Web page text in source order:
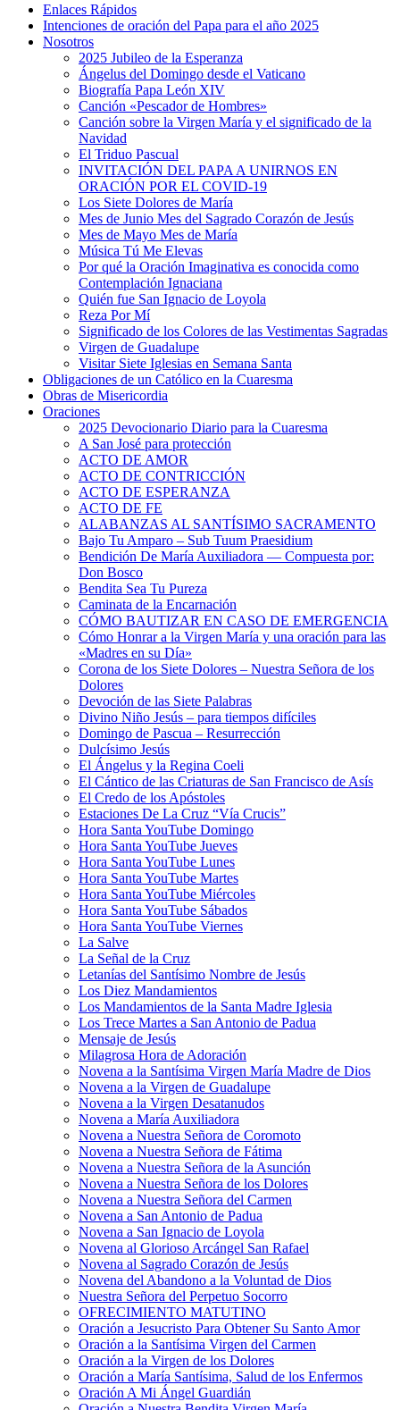
Enlaces Rápidos
Intenciones de oración del Papa para el año 2025
Nosotros
2025 Jubileo de la Esperanza
Ángelus del Domingo desde el Vaticano
Biografía Papa León XIV
Canción «Pescador de Hombres»
Canción sobre la Virgen María y el significado de la
Navidad
El Triduo Pascual
INVITACIÓN DEL PAPA A UNIRNOS EN
ORACIÓN POR EL COVID-19
Los Siete Dolores de María
Mes de Junio Mes del Sagrado Corazón de Jesús
Mes de Mayo Mes de María
Música Tú Me Elevas
Por qué la Oración Imaginativa es conocida como
Contemplación Ignaciana
Quién fue San Ignacio de Loyola
Reza Por Mí
Significado de los Colores de las Vestimentas Sagradas
Virgen de Guadalupe
Visitar Siete Iglesias en Semana Santa
Obligaciones de un Católico en la Cuaresma
Obras de Misericordia
Oraciones
2025 Devocionario Diario para la Cuaresma
A San José para protección
ACTO DE AMOR
ACTO DE CONTRICCIÓN
ACTO DE ESPERANZA
ACTO DE FE
ALABANZAS AL SANTÍSIMO SACRAMENTO
Bajo Tu Amparo – Sub Tuum Praesidium
Bendición De María Auxiliadora — Compuesta por:
Don Bosco
Bendita Sea Tu Pureza
Caminata de la Encarnación
CÓMO BAUTIZAR EN CASO DE EMERGENCIA
Cómo Honrar a la Virgen María y una oración para las
«Madres en su Día»
Corona de los Siete Dolores – Nuestra Señora de los
Dolores
Devoción de las Siete Palabras
Divino Niño Jesús – para tiempos difíciles
Domingo de Pascua – Resurrección
Dulcísimo Jesús
El Ángelus y la Regina Coeli
El Cántico de las Criaturas de San Francisco de Asís
El Credo de los Apóstoles
Estaciones De La Cruz “Vía Crucis”
Hora Santa YouTube Domingo
Hora Santa YouTube Jueves
Hora Santa YouTube Lunes
Hora Santa YouTube Martes
Hora Santa YouTube Miércoles
Hora Santa YouTube Sábados
Hora Santa YouTube Viernes
La Salve
La Señal de la Cruz
Letanías del Santísimo Nombre de Jesús
Los Diez Mandamientos
Los Mandamientos de la Santa Madre Iglesia
Los Trece Martes a San Antonio de Padua
Mensaje de Jesús
Milagrosa Hora de Adoración
Novena a la Santísima Virgen María Madre de Dios
Novena a la Virgen de Guadalupe
Novena a la Virgen Desatanudos
Novena a María Auxiliadora
Novena a Nuestra Señora de Coromoto
Novena a Nuestra Señora de Fátima
Novena a Nuestra Señora de la Asunción
Novena a Nuestra Señora de los Dolores
Novena a Nuestra Señora del Carmen
Novena a San Antonio de Padua
Novena a San Ignacio de Loyola
Novena al Glorioso Arcángel San Rafael
Novena al Sagrado Corazón de Jesús
Novena del Abandono a la Voluntad de Dios
Nuestra Señora del Perpetuo Socorro
OFRECIMIENTO MATUTINO
Oración a Jesucristo Para Obtener Su Santo Amor
Oración a la Santísima Virgen del Carmen
Oración a la Virgen de los Dolores
Oración a María Santísima, Salud de los Enfermos
Oración A Mi Ángel Guardián